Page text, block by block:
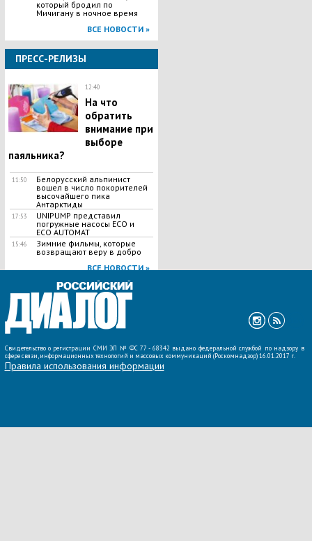
который бродил по
Мичигану в ночное время
ВСЕ НОВОСТИ »
ПРЕСС-РЕЛИЗЫ
12:40
На что
обратить
внимание при
выборе
паяльника?
11:50
Белорусский альпинист
вошел в число покорителей
высочайшего пика
Антарктиды
17:53
UNIPUMP представил
погружные насосы ECO и
ECO AUTOMAT
15:46
Зимние фильмы, которые
возвращают веру в добро
ВСЕ НОВОСТИ »
Свидетельство о регистрации СМИ ЭЛ № ФС 77 - 68342 выдано федеральной службой по надзору в
сфере связи, информационных технологий и массовых коммуникаций (Роскомнадзор) 16.01.2017 г.
Правила использования информации